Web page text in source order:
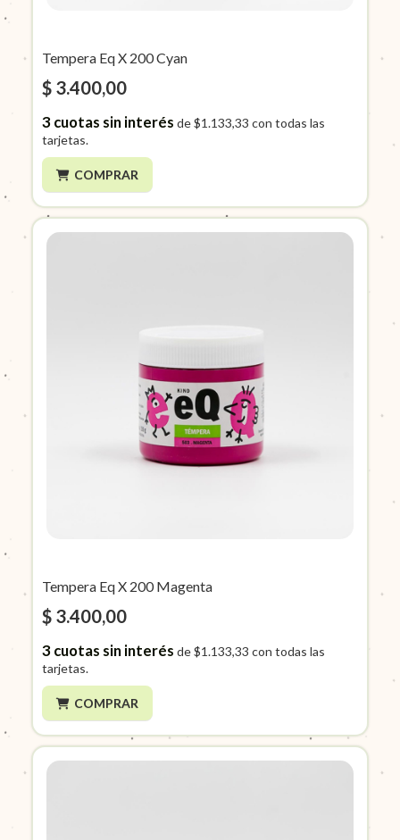
Tempera Eq X 200 Cyan
$ 3.400,00
3cuotas sin interés de$1.133,33 con todas las
tarjetas.
COMPRAR
Tempera Eq X 200 Magenta
$ 3.400,00
3cuotas sin interés de$1.133,33 con todas las
tarjetas.
COMPRAR